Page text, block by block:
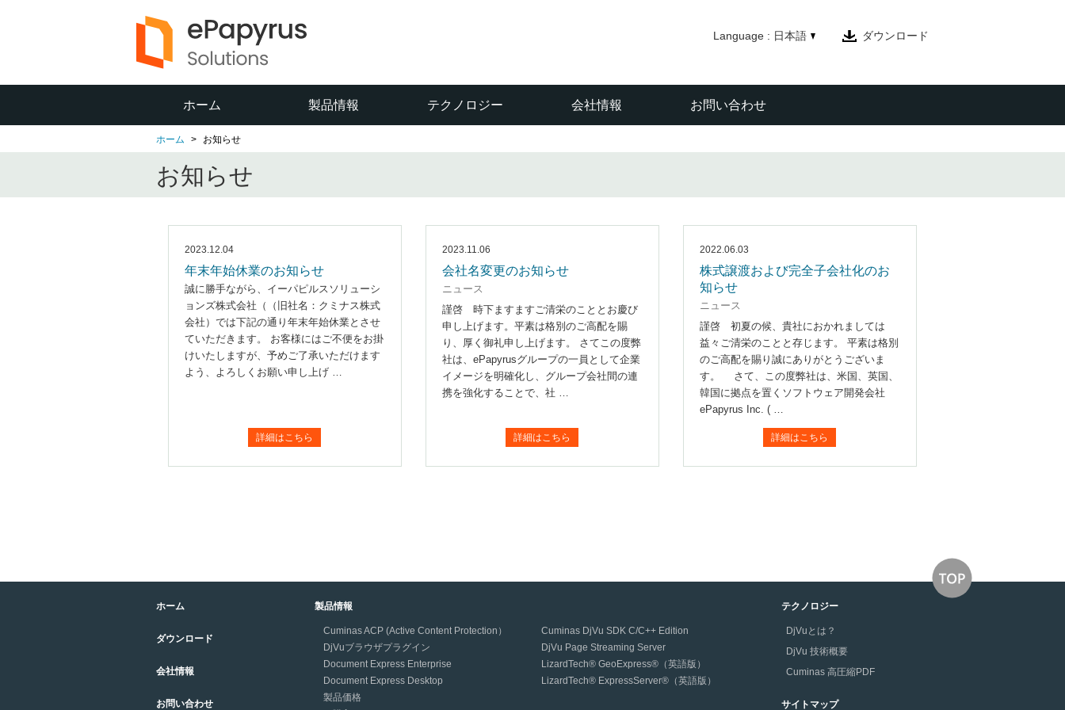
Language : 日本語 ダウンロード
ホーム 製品情報 テクノロジー 会社情報 お問い合わせ
ホーム お知らせ
お知らせ
2023.12.04
年末年始休業のお知らせ
誠に勝手ながら、イーパピルスソリューシ
ョンズ株式会社（（旧社名：クミナス株式
会社）では下記の通り年末年始休業とさせ
ていただきます。 お客様にはご不便をお掛
けいたしますが、予めご了承いただけます
よう、よろしくお願い申し上げ …
詳細はこちら
2023.11.06
会社名変更のお知らせ
ニュース
謹啓 時下ますますご清栄のこととお慶び
申し上げます。平素は格別のご高配を賜
り、厚く御礼申し上げます。 さてこの度弊
社は、ePapyrusグループの一員として企業
イメージを明確化し、グループ会社間の連
携を強化することで、社 …
詳細はこちら
2022.06.03
株式譲渡および完全子会社化のお
知らせ
ニュース
謹啓 初夏の候、貴社におかれましては
益々ご清栄のことと存じます。 平素は格別
のご高配を賜り誠にありがとうございま
す。 さて、この度弊社は、米国、英国、
韓国に拠点を置くソフトウェア開発会社
ePapyrus Inc. ( …
詳細はこちら
ホーム
ダウンロード
会社情報
お問い合わせ
製品情報
Cuminas ACP (Active Content Protection）
Cuminas DjVu SDK C/C++ Edition
DjVuブラウザプラグイン
DjVu Page Streaming Server
Document Express Enterprise
LizardTech® GeoExpress®（英語版）
Document Express Desktop
LizardTech® ExpressServer®（英語版）
製品価格
テクノロジー
DjVuとは？
DjVu 技術概要
Cuminas 高圧縮PDF
サイトマップ